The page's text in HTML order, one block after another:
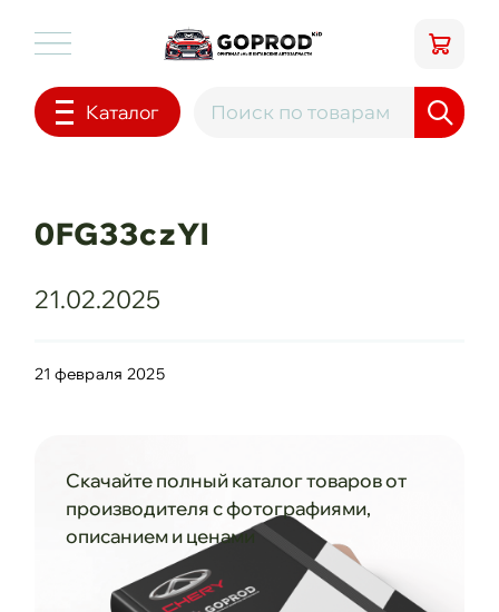
Каталог
0FG33czYl
21.02.2025
21 февраля 2025
Скачайте полный каталог товаров от
производителя с фотографиями,
описанием и ценами